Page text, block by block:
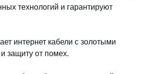
технологий и гарантируют
интернет кабели с золотыми
защиту от помех.